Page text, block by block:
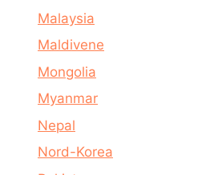
Malaysia
Maldivene
Mongolia
Myanmar
Nepal
Nord-Korea